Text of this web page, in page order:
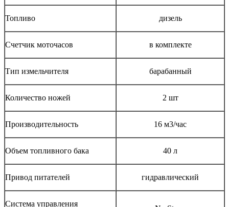
Топливо дизель
Счетчик моточасов в комплекте
Тип измельчителя барабанный
Количество ножей 2 шт
Производительность 16 м3/час
Объем топливного бака 40 л
Привод питателей гидравлический
Система управления